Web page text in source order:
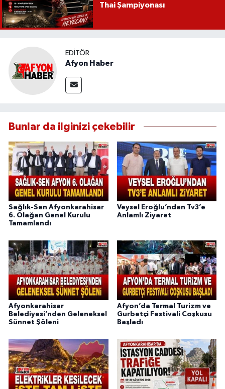
Thai Şampiyonası
EDITÖR
Afyon Haber
Bunlar da ilginizi çekebilir
Sağlık-Sen Afyonkarahisar
6. Olağan Genel Kurulu
Tamamlandı
Veysel Eroğlu’ndan Tv3’e
Anlamlı Ziyaret
Afyonkarahisar
Belediyesi’nden Geleneksel
Sünnet Şöleni
Afyon’da Termal Turizm ve
Gurbetçi Festivali Coşkusu
Başladı